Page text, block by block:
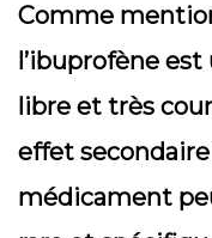
Comme
l’ibuprofène
libre et très
effet
médicament